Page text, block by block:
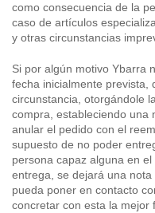
como consecuencia de la
caso de artículos
y otras circunstancias
Si por algún motivo Ybarra
fecha inicialmente prevista,
circunstancia, otorgándole
compra, estableciendo una
anular el pedido con el
supuesto de no poder
persona capaz alguna en
entrega, se dejará una
pueda poner en contacto
concretar con esta la mejor